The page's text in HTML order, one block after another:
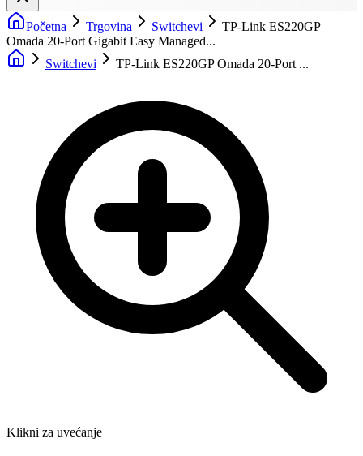
Početna Trgovina Switchevi
TP-Link ES220GP
Omada 20-Port Gigabit Easy Managed...
Switchevi
TP-Link ES220GP Omada 20-Port ...
Klikni za uvećanje